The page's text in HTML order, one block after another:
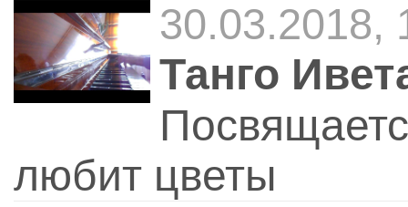
30.03.2018,
Танго
любит цветы